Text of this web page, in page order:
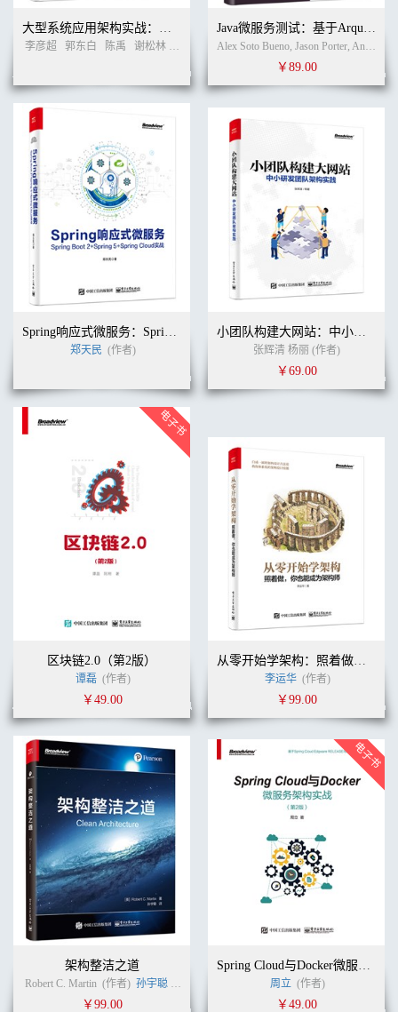
大型系统应用架构实战：部署、容灾、性能优化
李彦超 郭东白 陈禹 谢松林 周志伟 桑植 (作者)
Java微服务测试：基于Arquillian、Hoverfly、AssertJ、JUnit、Selenium与Mockito
Alex Soto Bueno, Jason Porter, Andy Gumbrecht (作者)
￥89.00
Spring响应式微服务：Spring Boot 2+Spring 5+Spring Cloud实战
郑天民 (作者)
小团队构建大网站：中小研发团队架构实践
张辉清 杨丽 (作者)
￥69.00
区块链2.0（第2版）
谭磊 (作者)
￥49.00
从零开始学架构：照着做，你也能成为架构师
李运华 (作者)
￥99.00
架构整洁之道
Robert C. Martin (作者) 孙宇聪 (译者)
￥99.00
Spring Cloud与Docker微服务架构实战（第2版）
周立 (作者)
￥49.00